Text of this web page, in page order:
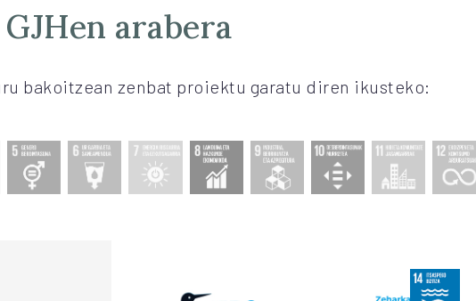
arabera
bakoitzean zenbat proiektu garatu diren ikusteko: